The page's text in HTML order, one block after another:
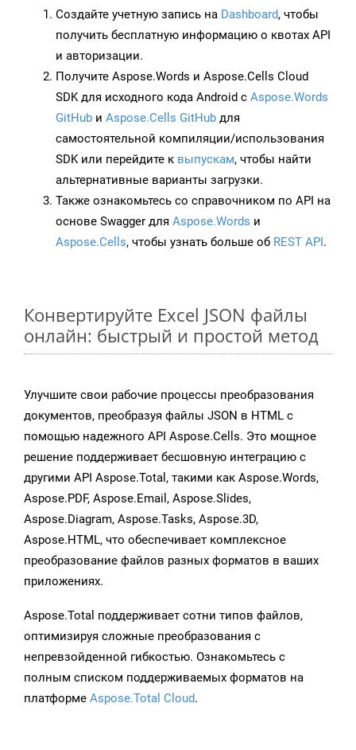
Создайте учетную запись на Dashboard, чтобы
получить бесплатную информацию о квотах API
и авторизации.
Получите Aspose.Words и Aspose.Cells Cloud
SDK для исходного кода Android с Aspose.Words
GitHub и Aspose.Cells GitHub для
самостоятельной компиляции/использования
SDK или перейдите к выпускам, чтобы найти
альтернативные варианты загрузки.
Также ознакомьтесь со справочником по API на
основе Swagger для Aspose.Words и
Aspose.Cells, чтобы узнать больше об REST API.
Конвертируйте Excel JSON файлы
онлайн: быстрый и простой метод
Улучшите свои рабочие процессы преобразования
документов, преобразуя файлы JSON в HTML с
помощью надежного API Aspose.Cells. Это мощное
решение поддерживает бесшовную интеграцию с
другими API Aspose.Total, такими как Aspose.Words,
Aspose.PDF, Aspose.Email, Aspose.Slides,
Aspose.Diagram, Aspose.Tasks, Aspose.3D,
Aspose.HTML, что обеспечивает комплексное
преобразование файлов разных форматов в ваших
приложениях.
Aspose.Total поддерживает сотни типов файлов,
оптимизируя сложные преобразования с
непревзойденной гибкостью. Ознакомьтесь с
полным списком поддерживаемых форматов на
платформе Aspose.Total Cloud.